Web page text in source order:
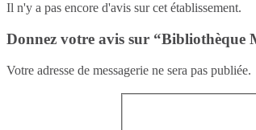
Il n'y a pas encore d'avis sur cet établissement.
Donnez votre avis sur “Bibliothèque
Votre adresse de messagerie ne sera pas publiée.